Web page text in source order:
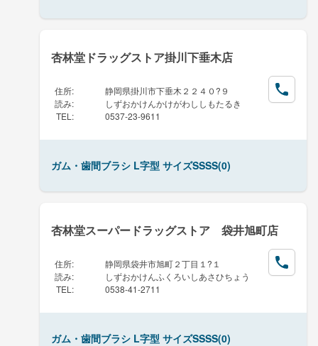
杏林堂ドラッグストア掛川下垂木店
住所:
静岡県掛川市下垂木２２４０?９
読み:
しずおかけんかけがわししもたるき
TEL : 0537-23-9611
ガム・歯間ブラシ L字型 サイズSSSS(0)
杏林堂スーパードラッグストア 袋井旭町店
住所:
静岡県袋井市旭町２丁目１?１
読み:
しずおかけんふくろいしあさひちょう
TEL : 0538-41-2711
ガム・歯間ブラシ L字型 サイズSSSS(0)